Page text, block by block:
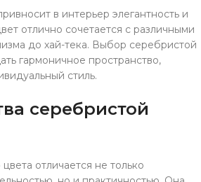
в интерьер элегантность и
отлично сочетается с различными
до хай-тека. Выбор серебристой
гармоничное пространство,
стиль.
серебристой
отличается не только